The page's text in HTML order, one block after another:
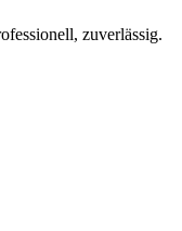
zuverlässig.